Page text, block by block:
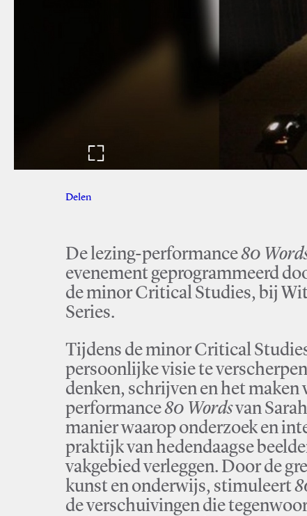
Delen
De lezing-performance80
evenement geprogrammeerd
de minor Critical Studies, bij
Series.
Tijdens de minor Critical
persoonlijke visie te
denken, schrijven en het
performance80 Wordsvan
manier waarop onderzoek en
praktijk van hedendaagse
vakgebied verleggen. Door de
kunst en onderwijs, stimuleert
de verschuivingen die